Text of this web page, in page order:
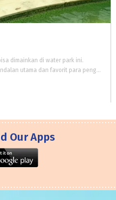
dimainkan di water park ini.
Wahana Water park merupakan andalan utama dan favorit para pengunjung Jambooland.
Our Apps